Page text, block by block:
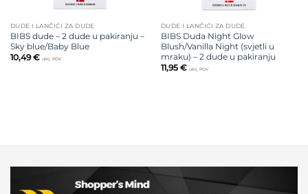
DUDE I LANČIĆI ZA DUDE
BIBS dude – 2 dude u pakiranju –
Sky blue/Baby Blue
10,49€ uklj. PDV
DUDE I LANČIĆI ZA DUDE
BIBS Duda Night Glow
Blush/Vanilla Night (svjetli u
mraku) – 2 dude u pakiranju
11,95 € uklj. PDV